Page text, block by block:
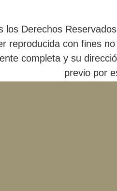
los Derechos
reproducida con fines
completa y su
previo por